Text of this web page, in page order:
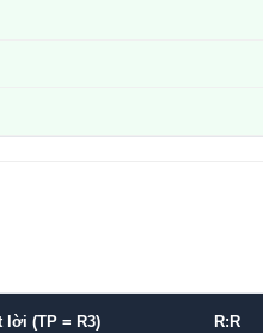
lời (TP = R3) R:R